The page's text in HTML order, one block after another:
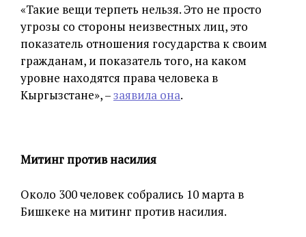
«Такие вещи терпеть нельзя. Это не просто
угрозы со стороны неизвестных лиц, это
показатель отношения государства к своим
гражданам, и показатель того, на каком
уровне находятся права человека в
Кыргызстане», –заявила она.
Митинг против насилия
Около 300 человек собрались 10 марта в
Бишкеке на митинг против насилия.